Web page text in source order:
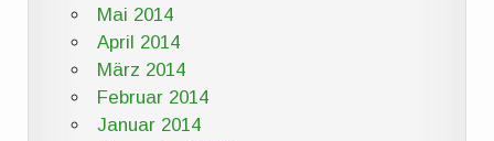
Mai 2014
April 2014
März 2014
Februar 2014
Januar 2014